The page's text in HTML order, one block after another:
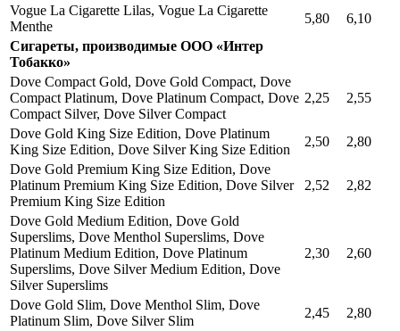
Vogue La Cigarette Lilas, Vogue La Cigarette
Menthe
5,80
6,10
Сигареты, производимые ООО «Интер
Тобакко»
Dove Compact Gold, Dove Gold Compact, Dove
Compact Platinum, Dove Platinum Compact, Dove
Compact Silver, Dove Silver Compact
2,25 2,55
Dove Gold King Size Edition, Dove Platinum
King Size Edition, Dove Silver King Size Edition
2,50
2,80
Dove Gold Premium King Size Edition, Dove
Platinum Premium King Size Edition, Dove Silver
Premium King Size Edition
2,52 2,82
Dove Gold Medium Edition, Dove Gold
Superslims, Dove Menthol Superslims, Dove
Platinum Medium Edition, Dove Platinum
Superslims, Dove Silver Medium Edition, Dove
Silver Superslims
2,30 2,60
Dove Gold Slim, Dove Menthol Slim, Dove
Platinum Slim, Dove Silver Slim
2,45
2,80